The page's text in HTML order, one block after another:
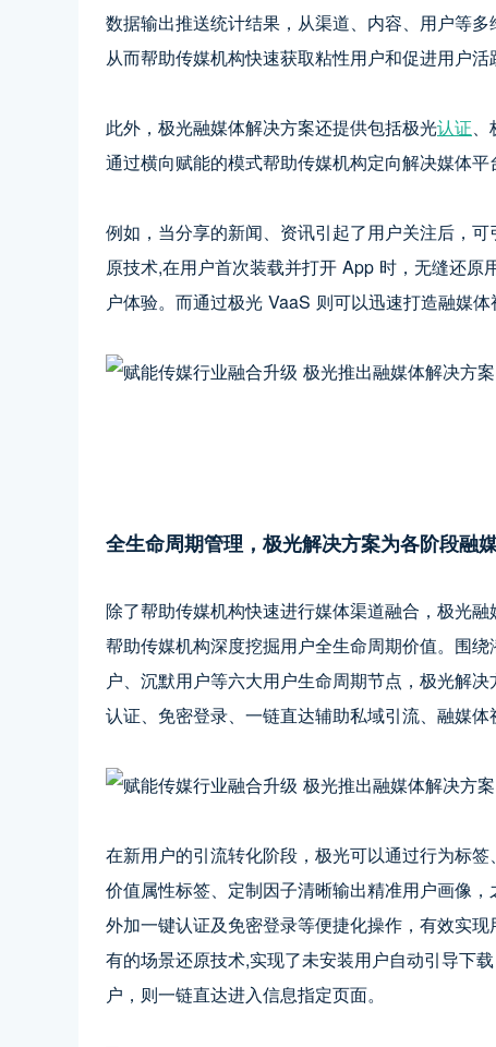
数据输出推送统计结果，从渠道、内容、用户等
从而帮助传媒机构快速获取粘性用户和促进用户活
此外，极光融媒体解决方案还提供包括极光认证、
通过横向赋能的模式帮助传媒机构定向解决媒体
例如，当分享的新闻、资讯引起了用户关注后，
原技术,在用户首次装载并打开 App 时，无缝还
户体验。而通过极光 VaaS 则可以迅速打造融媒
全生命周期管理，极光解决方案为各阶段融
除了帮助传媒机构快速进行媒体渠道融合，极光
帮助传媒机构深度挖掘用户全生命周期价值。围
户、沉默用户等六大用户生命周期节点，极光解
认证、免密登录、一链直达辅助私域引流、融媒体
在新用户的引流转化阶段，极光可以通过行为标
价值属性标签、定制因子清晰输出精准用户画像
外加一键认证及免密登录等便捷化操作，有效实
有的场景还原技术,实现了未安装用户自动引导下
户，则一链直达进入信息指定页面。